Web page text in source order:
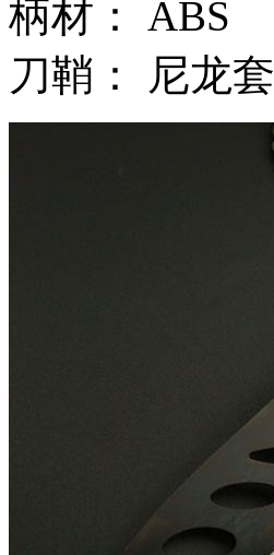
柄材： ABS
刀鞘： 尼龙套